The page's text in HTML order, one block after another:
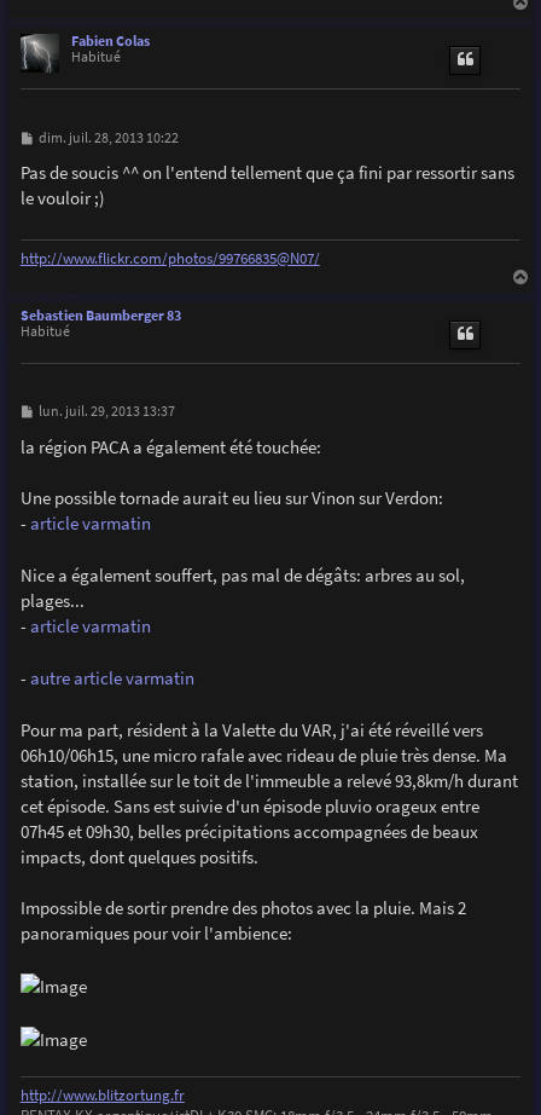
Fabien Colas
Habitué
M
s
s
a
dim. juil. 28, 2013 10:22
Pas de soucis ^^ on l'entend tellement que ça fini par ressortir sans
le vouloir ;)
http://www.flickr.com/photos/99766835@N07/
Sebastien Baumberger 83
Habitué
M
s
s
e
lun. juil. 29, 2013 13:37
la région PACA a également été touchée:
Une possible tornade aurait eu lieu sur Vinon sur Verdon:
- article varmatin
Nice a également souffert, pas mal de dégâts: arbres au sol,
plages...
- article varmatin
- autre article varmatin
Pour ma part, résident à la Valette du VAR, j'ai été réveillé vers
06h10/06h15, une micro rafale avec rideau de pluie très dense. Ma
station, installée sur le toit de l'immeuble a relevé 93,8km/h durant
cet épisode. Sans est suivie d'un épisode pluvio orageux entre
07h45 et 09h30, belles précipitations accompagnées de beaux
impacts, dont quelques positifs.
Impossible de sortir prendre des photos avec la pluie. Mais 2
panoramiques pour voir l'ambience:
http://www.blitzortung.fr